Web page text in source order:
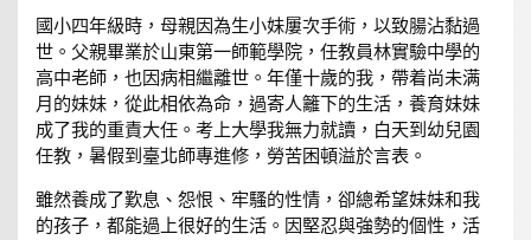
國小四年級時，母親因為生小妹屢次手術，以致腸沾黏過
世。父親畢業於山東第一師範學院，任教員林實驗中學的
高中老師，也因病相繼離世。年僅十歲的我，帶着尚未满
月的妹妹，從此相依為命，過寄人籬下的生活，養育妹妹
成了我的重責大任。考上大學我無力就讀，白天到幼兒園
任教，暑假到臺北師專進修，勞苦困頓溢於言表。
雖然養成了歎息、怨恨、牢騷的性情，卻總希望妹妹和我
的孩子，都能過上很好的生活。因堅忍與強勢的個性，活